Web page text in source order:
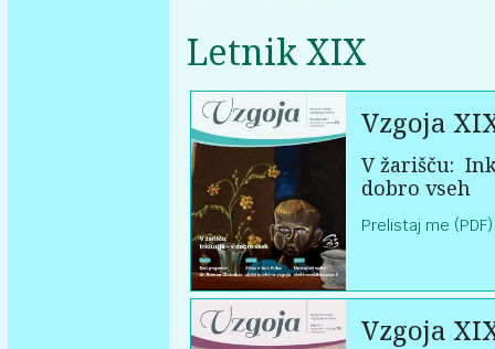
Letnik XIX
Vzgoja
V žarišču:
dobro vseh
Prelistaj me (PDF)
Vzgoja